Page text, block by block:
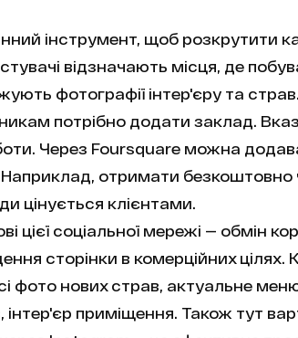
інструмент, щоб розкрутити
відзначають місця, де
фотографії інтер'єру та
потрібно додати заклад.
Через Foursquare можна
Наприклад, отримати
цінується клієнтами.
цієї соціальної мережі — обмін
сторінки в комерційних
фото нових страв, актуальне меню
інтер'єр приміщення. Також тут